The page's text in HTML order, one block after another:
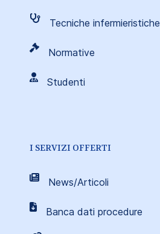
Tecniche infermieristiche
Normative
Studenti
I SERVIZI OFFERTI
News/Articoli
Banca dati procedure